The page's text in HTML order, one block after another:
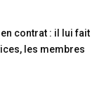
en contrat : il lui fait
les membres